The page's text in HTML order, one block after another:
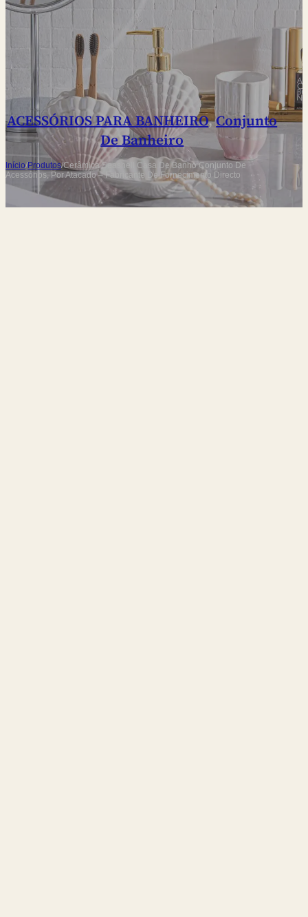
ACESSÓRIOS PARA BANHEIRO,Conjunto
De Banheiro
Início/Produtos/Cerâmica Seashell Casa De Banho Conjunto De
Acessórios, Por Atacado – Fabricante De Fornecimento Directo